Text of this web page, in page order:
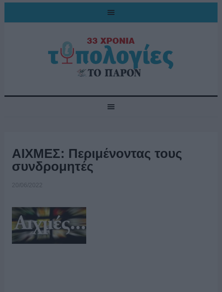
ΑΙΧΜΕΣ: Περιμένοντας τους
συνδρομητές
20/06/2022